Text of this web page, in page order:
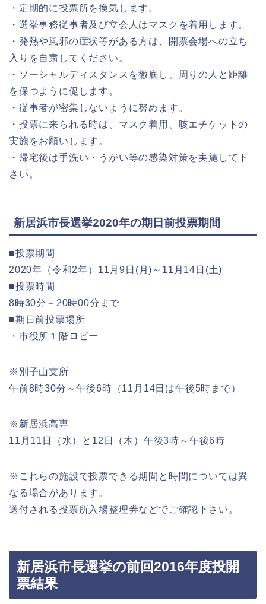
・定期的に投票所を換気します。
・選挙事務従事者及び立会人はマスクを着用します。
・発熱や風邪の症状等がある方は、開票会場への立ち
入りを自粛してください。
・ソーシャルディスタンスを徹底し、周りの人と距離
を保つように促します。
・従事者が密集しないように努めます。
・投票に来られる時は、マスク着用、咳エチケットの
実施をお願いします。
・帰宅後は手洗い・うがい等の感染対策を実施して下
さい。
新居浜市長選挙2020年の期日前投票期間
■投票期間
2020年（令和2年）11月9日(月)～11月14日(土)
■投票時間
8時30分～20時00分まで
■期日前投票場所
・市役所１階ロビー
※別子山支所
午前8時30分～午後6時（11月14日は午後5時まで）
※新居浜高専
11月11日（水）と12日（木）午後3時～午後6時
※これらの施設で投票できる期間と時間については異
なる場合があります。
送付される投票所入場整理券などでご確認下さい。
新居浜市長選挙の前回2016年度投開
票結果